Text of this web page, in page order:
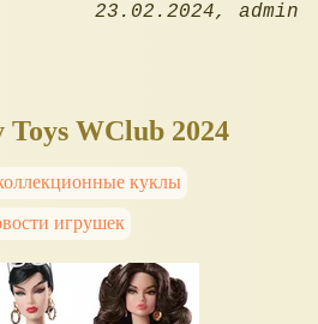
23.02.2024 admin
WClub 2024
куклы
игрушек